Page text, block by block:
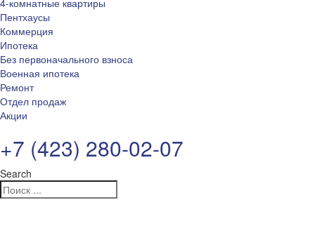
4-комнатные квартиры
Пентхаусы
Коммерция
Ипотека
Без первоначального взноса
Военная ипотека
Ремонт
Отдел продаж
Акции
+7 (423) 280-02-07
Search